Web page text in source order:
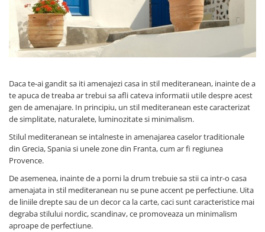
Barci, vapoare, ambarcatiuni
Pesti
Decoratiuni care se agata
Daca te-ai gandit sa iti amenajezi casa in stil mediteranean, inainte de a
te apuca de treaba ar trebui sa afli cateva informatii utile despre acest
gen de amenajare. In principiu, un stil mediteranean este caracterizat
de simplitate, naturalete, luminozitate si minimalism.
Stilul mediteranean se intalneste in amenajarea caselor traditionale
din Grecia, Spania si unele zone din Franta, cum ar fi regiunea
Provence.
De asemenea, inainte de a porni la drum trebuie sa stii ca intr-o casa
amenajata in stil mediteranean nu se pune accent pe perfectiune. Uita
de liniile drepte sau de un decor ca la carte, caci sunt caracteristice mai
degraba stilului nordic, scandinav, ce promoveaza un minimalism
aproape de perfectiune.